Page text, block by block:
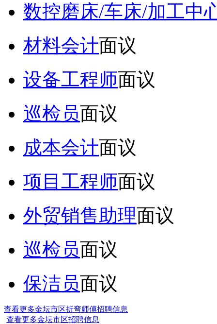
数控磨床/车床/加工中
材料会计面议
设备工程师面议
巡检员面议
成本会计面议
项目工程师面议
外贸销售助理面议
巡检员面议
保洁员面议
查看更多金坛市区折弯师傅招聘信息
查看更多金坛市区招聘信息